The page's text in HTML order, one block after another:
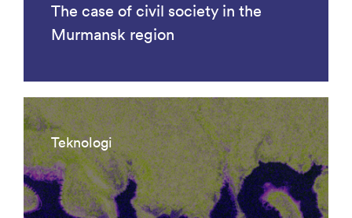
The case of civil society in the
Murmansk region
Teknologi